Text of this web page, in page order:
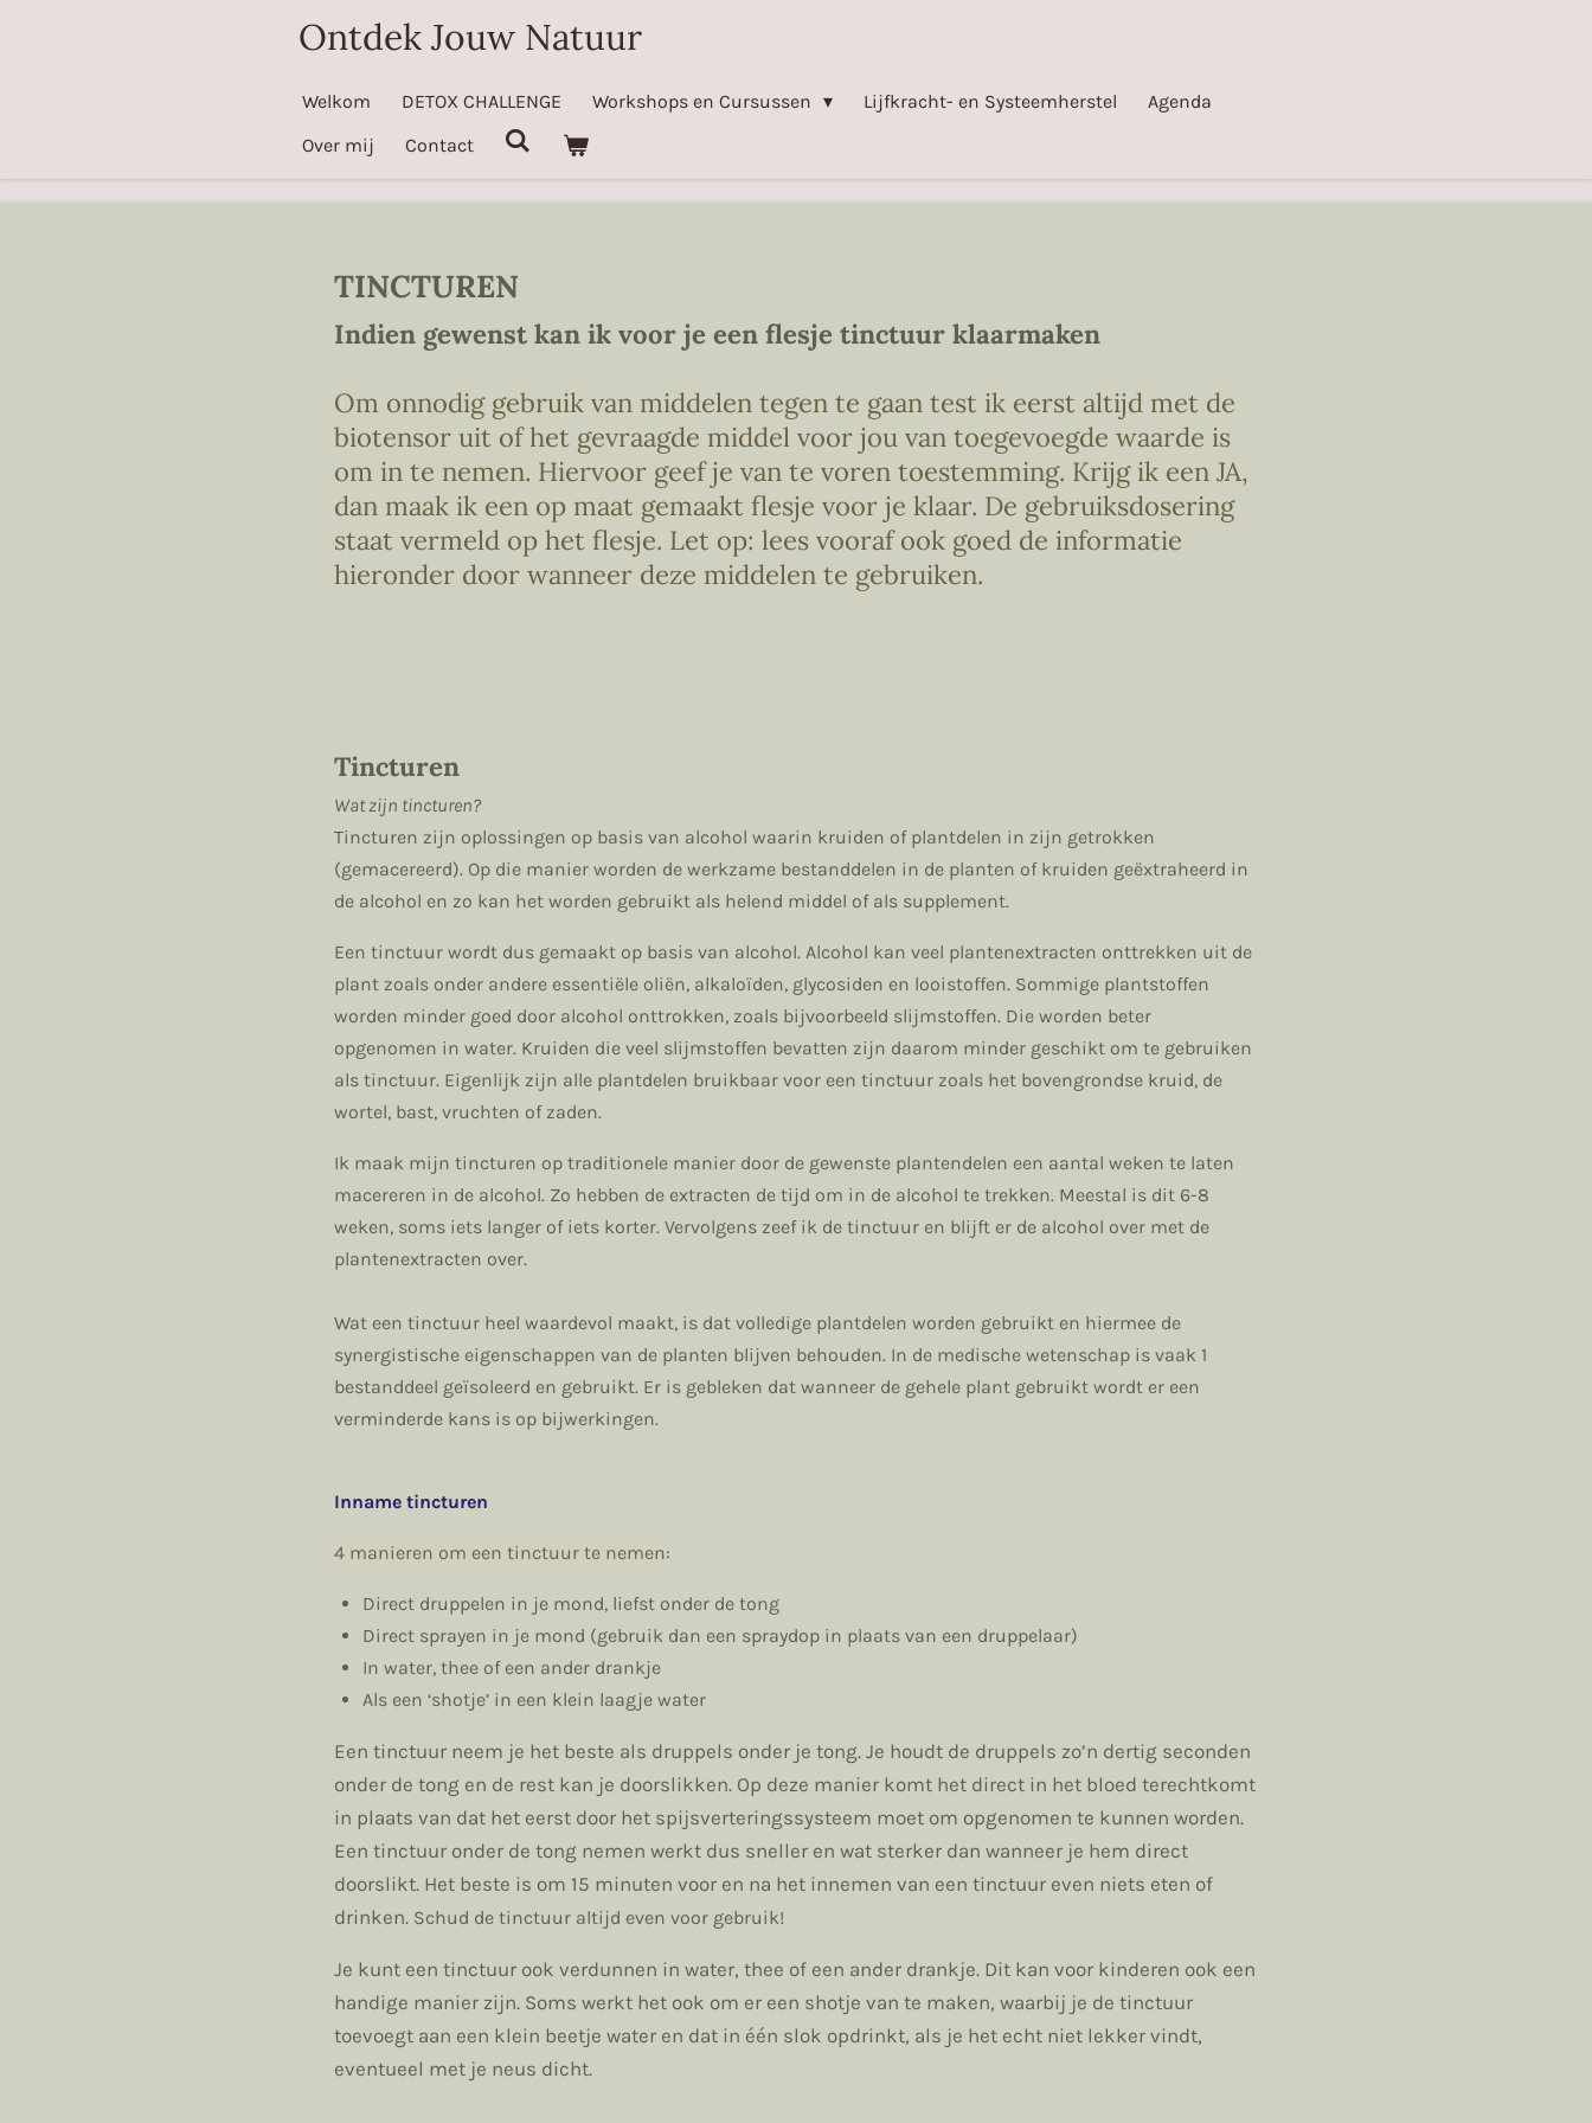
Ontdek Jouw Natuur
Welkom DETOX CHALLENGE Workshops en Cursussen Lijfkracht- en Systeemherstel
Agenda
Over mij
Contact
TINCTUREN
Indien gewenst kan ik voor je een flesje tinctuur klaarmaken
Om onnodig gebruik van middelen tegen te gaan test ik eerst altijd met de
biotensor uit of het gevraagde middel voor jou van toegevoegde waarde is
om in te nemen. Hiervoor geef je van te voren toestemming. Krijg ik een JA,
dan maak ik een op maat gemaakt flesje voor je klaar. De gebruiksdosering
staat vermeld op het flesje. Let op: lees vooraf ook goed de informatie
hieronder door wanneer deze middelen te gebruiken.
Tincturen
Wat zijn tincturen?
Tincturen zijn oplossingen op basis van alcohol waarin kruiden of plantdelen in zijn getrokken
(gemacereerd). Op die manier worden de werkzame bestanddelen in de planten of kruiden geëxtraheerd in
de alcohol en zo kan het worden gebruikt als helend middel of als supplement.
Een tinctuur wordt dus gemaakt op basis van alcohol. Alcohol kan veel plantenextracten onttrekken uit de
plant zoals onder andere essentiële oliën, alkaloïden, glycosiden en looistoffen. Sommige plantstoffen
worden minder goed door alcohol onttrokken, zoals bijvoorbeeld slijmstoffen. Die worden beter
opgenomen in water. Kruiden die veel slijmstoffen bevatten zijn daarom minder geschikt om te gebruiken
als tinctuur. Eigenlijk zijn alle plantdelen bruikbaar voor een tinctuur zoals het bovengrondse kruid, de
wortel, bast, vruchten of zaden.
Ik maak mijn tincturen op traditionele manier door de gewenste plantendelen een aantal weken te laten
macereren in de alcohol. Zo hebben de extracten de tijd om in de alcohol te trekken. Meestal is dit 6-8
weken, soms iets langer of iets korter. Vervolgens zeef ik de tinctuur en blijft er de alcohol over met de
plantenextracten over.
Wat een tinctuur heel waardevol maakt, is dat volledige plantdelen worden gebruikt en hiermee de
synergistische eigenschappen van de planten blijven behouden. In de medische wetenschap is vaak 1
bestanddeel geïsoleerd en gebruikt. Er is gebleken dat wanneer de gehele plant gebruikt wordt er een
verminderde kans is op bijwerkingen.
Inname tincturen
4 manieren om een tinctuur te nemen:
Direct druppelen in je mond, liefst onder de tong
Direct sprayen in je mond (gebruik dan een spraydop in plaats van een druppelaar)
In water, thee of een ander drankje
Als een ‘shotje’ in een klein laagje water
Een tinctuur neem je het beste als druppels onder je tong. Je houdt de druppels zo’n dertig seconden
onder de tong en de rest kan je doorslikken. Op deze manier komt het direct in het bloed terechtkomt
in plaats van dat het eerst door het spijsverteringssysteem moet om opgenomen te kunnen worden.
Een tinctuur onder de tong nemen werkt dus sneller en wat sterker dan wanneer je hem direct
doorslikt. Het beste is om 15 minuten voor en na het innemen van een tinctuur even niets eten of
drinken. Schud de tinctuur altijd even voor gebruik!
Je kunt een tinctuur ook verdunnen in water, thee of een ander drankje. Dit kan voor kinderen ook een
handige manier zijn. Soms werkt het ook om er een shotje van te maken, waarbij je de tinctuur
toevoegt aan een klein beetje water en dat in één slok opdrinkt, als je het echt niet lekker vindt,
eventueel met je neus dicht.